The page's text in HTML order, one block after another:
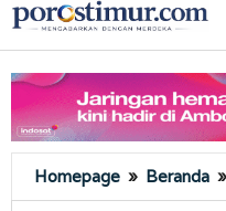
Lewati
ke
Homepage » Beranda »